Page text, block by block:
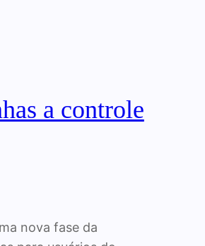
a controle
nova fase da